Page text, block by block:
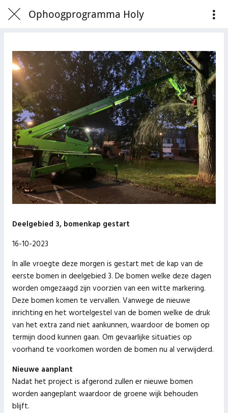
Ophoogprogramma Holy
Deelgebied 3, bomenkap gestart
16-10-2023
In alle vroegte deze morgen is gestart met de kap van de
eerste bomen in deelgebied 3. De bomen welke deze dagen
worden omgezaagd zijn voorzien van een witte markering.
Deze bomen komen te vervallen. Vanwege de nieuwe
inrichting en het wortelgestel van de bomen welke de druk
van het extra zand niet aankunnen, waardoor de bomen op
termijn dood kunnen gaan. Om gevaarlijke situaties op
voorhand te voorkomen worden de bomen nu al verwijderd.
Nieuwe aanplant
Nadat het project is afgerond zullen er nieuwe bomen
worden aangeplant waardoor de groene wijk behouden
blijft.